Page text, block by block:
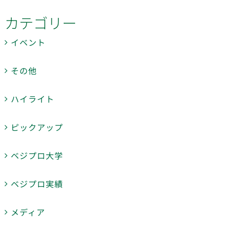
カテゴリー
イベント
その他
ハイライト
ピックアップ
ベジプロ大学
ベジプロ実績
メディア